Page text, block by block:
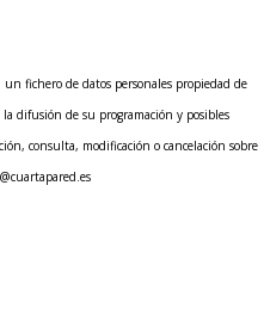
fichero de datos personales propiedad de
la difusión de su programación y posibles
consulta, modificación o cancelación sobre